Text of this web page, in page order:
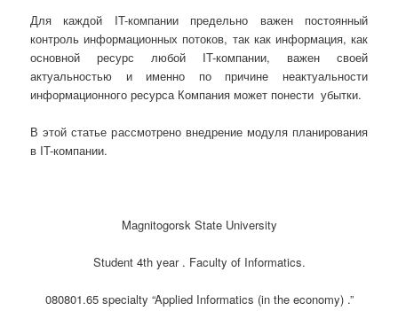
Для каждой IT-компании предельно важен постоянный
контроль информационных потоков, так как информация, как
основной ресурс любой IT-компании, важен своей
актуальностью и именно по причине неактуальности
информационного ресурса Компания может понести убытки.
В этой статье рассмотрено внедрение модуля планирования
в IT-компании.
Magnitogorsk State University
Student 4th year . Faculty of Informatics.
080801.65 specialty “Applied Informatics (in the economy) .”